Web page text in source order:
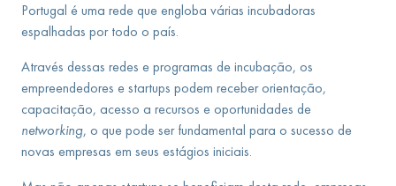
Portugal é uma rede que engloba várias incubadoras
espalhadas por todo o país.
Através dessas redes e programas de incubação, os
empreendedores e startups podem receber orientação,
capacitação, acesso a recursos e oportunidades de
networking, o que pode ser fundamental para o sucesso de
novas empresas em seus estágios iniciais.